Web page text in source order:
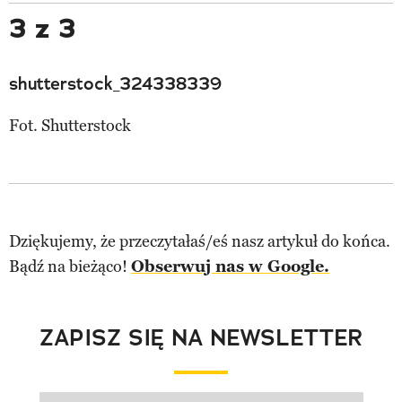
3 z 3
shutterstock_324338339
Fot. Shutterstock
Dziękujemy, że przeczytałaś/eś nasz artykuł do końca.
Bądź na bieżąco! Obserwuj nas w Google.
ZAPISZ SIĘ NA NEWSLETTER